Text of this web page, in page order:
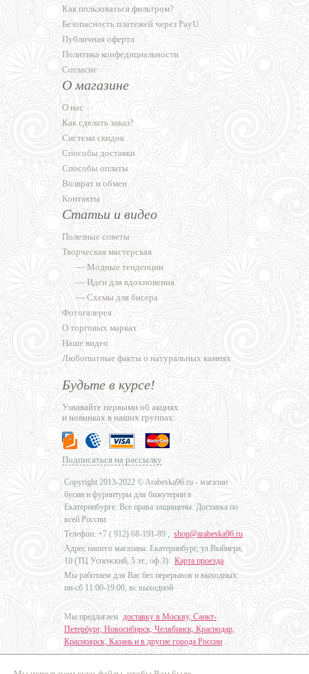
Как пользоваться фильтром?
Безопасность платежей через PayU
Публичная оферта
Политика конфедициальности
Согласие
О магазине
О нас
Как сделать заказ?
Система скидок
Способы доставки
Способы оплаты
Возврат и обмен
Контакты
Статьи и видео
Полезные советы
Творческая мастерская
— Модные тенденции
— Идеи для вдохновения
— Схемы для бисера
Фотогалерея
О торговых марках
Наше видео
Любопытные факты о натуральных камнях
Будьте в курсе!
Узнавайте первыми об акциях
и новинках в наших группах:
Подписаться на рассылку
Copyright 2013-2022 © Arabeska96.ru - магазин
бусин и фурнитуры для бижутерии в
Екатеринбурге. Все права защищены. Доставка по
всей России.
Телефон: +7 ( 912) 68-191-89 , shop@arabeska96.ru
Адрес нашего магазина: Екатеринбург, ул.Выйнера,
10 (ТЦ Успенский, 5 эт., оф.3). Карта проезда
Мы работаем для Вас без перерывов и выходных:
пн-сб 11:00-19:00, вс выходной
Мы предлагаем доставку в Москву, Санкт-
Петербург, Новосибирск, Челябинск, Краснодар,
Красноярск, Казань и в другие города России .